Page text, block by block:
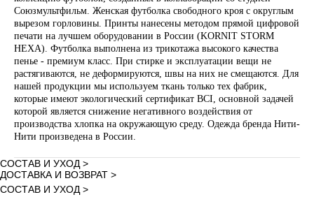
Союзмультфильм. Женская футболка свободного кроя с округлым
вырезом горловины. Принты нанесены методом прямой цифровой
печати на лучшем оборудовании в России (KORNIT STORM
HEXA). Футболка выполнена из трикотажа высокого качества
пенье - премиум класс. При стирке и эксплуатации вещи не
растягиваются, не деформируются, швы на них не смещаются. Для
нашей продукции мы используем ткань только тех фабрик,
которые имеют экологический сертификат BCI, основной задачей
которой является снижение негативного воздействия от
производства хлопка на окружающую среду. Одежда бренда Нити-
Нити произведена в России.
СОСТАВ И УХОД >
ДОСТАВКА И ВОЗВРАТ >
СОСТАВ И УХОД >